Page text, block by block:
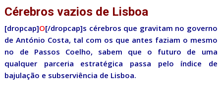
Cérebros vazios de Lisboa
[dropcap]O[/dropcap]s cérebros que gravitam no governo
de António Costa, tal com os que antes faziam o mesmo
no de Passos Coelho, sabem que o futuro de uma
qualquer parceria estratégica passa pelo índice de
bajulação e subserviência de Lisboa.